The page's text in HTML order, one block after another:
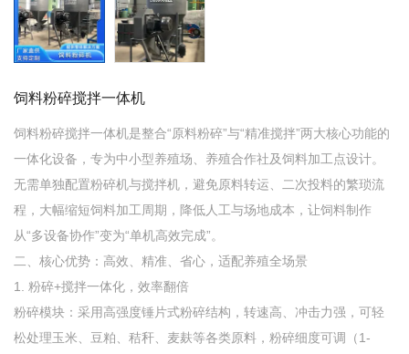
饲料粉碎搅拌一体机
饲料粉碎搅拌一体机是整合“原料粉碎”与“精准搅拌”两大核心功能的
一体化设备，专为中小型养殖场、养殖合作社及饲料加工点设计。
无需单独配置粉碎机与搅拌机，避免原料转运、二次投料的繁琐流
程，大幅缩短饲料加工周期，降低人工与场地成本，让饲料制作
从“多设备协作”变为“单机高效完成”。
二、核心优势：高效、精准、省心，适配养殖全场景
1. 粉碎+搅拌一体化，效率翻倍
粉碎模块：采用高强度锤片式粉碎结构，转速高、冲击力强，可轻
松处理玉米、豆粕、秸秆、麦麸等各类原料，粉碎细度可调（1-